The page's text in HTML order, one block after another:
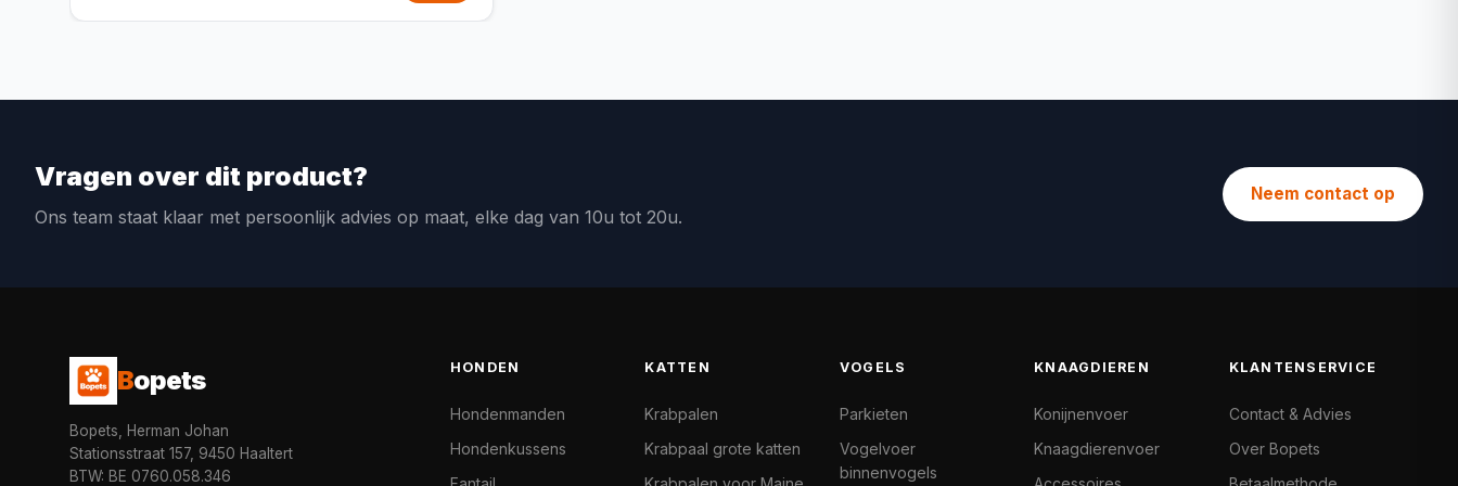
Vragen over dit product?
Ons team staat klaar met persoonlijk advies op maat, elke dag van 10u tot 20u.
Neem contact op
Bopets
Bopets, Herman Johan
Stationsstraat 157, 9450 Haaltert
BTW: BE 0760.058.346
HONDEN
Hondenmanden
Hondenkussens
KATTEN
Krabpalen
Krabpaal grote katten
VOGELS
Parkieten
Vogelvoer
binnenvogels
KNAAGDIEREN
Konijnenvoer
Knaagdierenvoer
KLANTENSERVICE
Contact & Advies
Over Bopets